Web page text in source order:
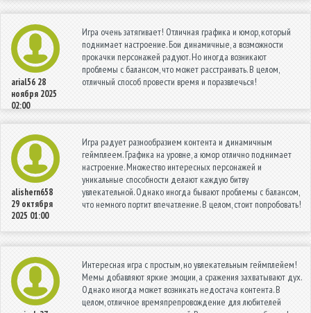
arial56 28
ноября 2025
02:00
Игра очень затягивает! Отличная графика и юмор, который
поднимает настроение. Бои динамичные, а возможности
прокачки персонажей радуют. Но иногда возникают
проблемы с балансом, что может расстраивать. В целом,
отличный способ провести время и поразвлечься!
alishern658
29 октября
2025 01:00
Игра радует разнообразием контента и динамичным
геймплеем. Графика на уровне, а юмор отлично поднимает
настроение. Множество интересных персонажей и
уникальные способности делают каждую битву
увлекательной. Однако иногда бывают проблемы с балансом,
что немного портит впечатление. В целом, стоит попробовать!
Интересная игра с простым, но увлекательным геймплейем!
Мемы добавляют яркие эмоции, а сражения захватывают дух.
Однако иногда может возникать недостача контента. В
целом, отличное времяпрепровождение для любителей